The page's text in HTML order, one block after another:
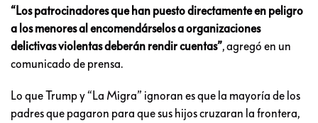
“Los patrocinadores que han puesto directamente en peligro
a los menores al encomendárselos a organizaciones
delictivas violentas deberán rendir cuentas”, agregó en un
comunicado de prensa.
Lo que Trump y “La Migra” ignoran es que la mayoría de los
padres que pagaron para que sus hijos cruzaran la frontera,